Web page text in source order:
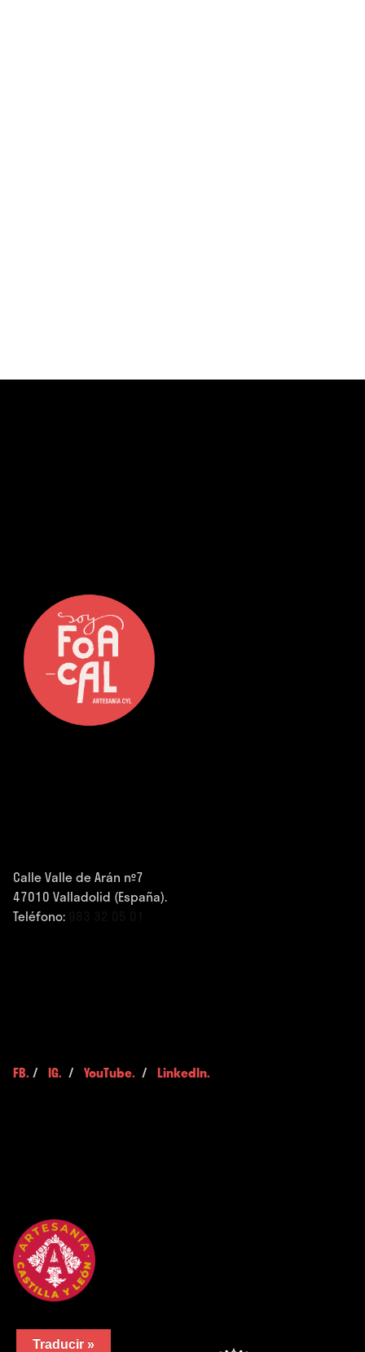
Calle Valle de Arán nº7
47010 Valladolid (España).
Teléfono:
FB. / IG. / YouTube. / LinkedIn.
Traducir »